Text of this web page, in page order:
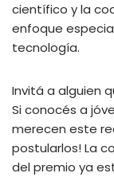
científico y la
enfoque
tecnología.
Invitá a alguien
Si conocés a
merecen este
postularlos! La
del premio ya